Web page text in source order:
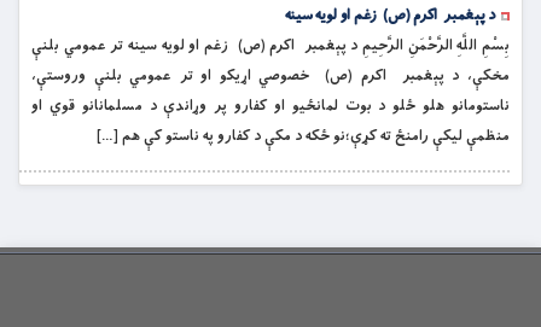
د پېغمبر اکرم (ص) زغم او لويه سينه
بِسْمِ اللَّهِ الرَّحْمَنِ الرَّحِيمِ د پېغمبر اکرم (ص) زغم او لويه سينه تر عمومي بلنې
مخکې، د پېغمبر اکرم (ص) خصوصي اړيکو او تر عمومي بلنې وروستې،
ناستومانو هلو ځلو د بوت لمانځيو او كفارو پر وړاندې د مسلمانانو قوي او
منظمې ليكې رامنځ ته كړې؛نو ځكه د مکې د كفارو په ناستو كې هم […]